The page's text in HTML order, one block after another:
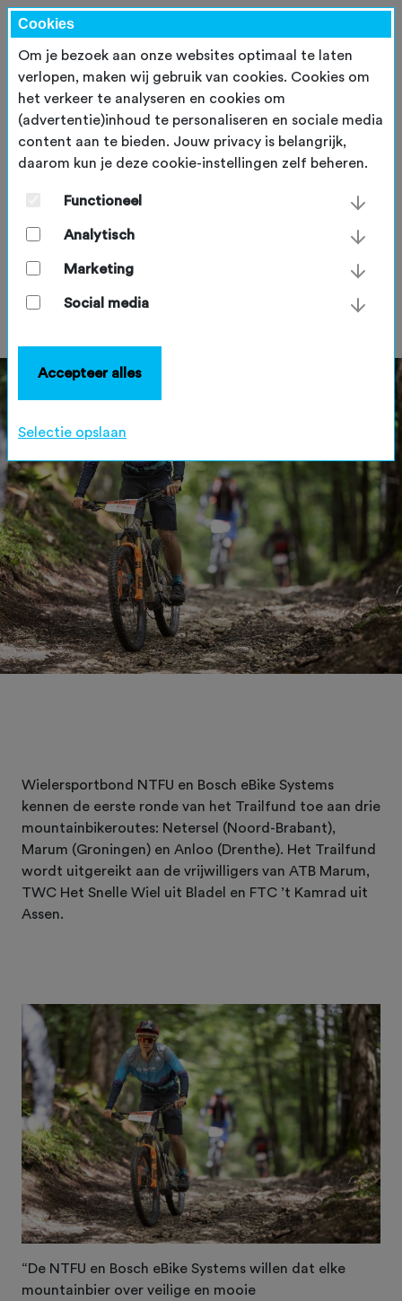
NTFU en Bosch eBike Systems
kennen de eerste drie
Trailfunds toe aan
mountainbikeroutes
dinsdag 21 juni 2022
Wielersportbond NTFU en Bosch eBike Systems
kennen de eerste ronde van het Trailfund toe aan drie
mountainbikeroutes: Netersel (Noord-Brabant),
Marum (Groningen) en Anloo (Drenthe). Het Trailfund
wordt uitgereikt aan de vrijwilligers van ATB Marum,
TWC Het Snelle Wiel uit Bladel en FTC ’t Kamrad uit
Assen.
“De NTFU en Bosch eBike Systems willen dat elke
mountainbier over veilige en mooie
Cookies
Om je bezoek aan onze websites optimaal te laten
verlopen, maken wij gebruik van cookies. Cookies om
het verkeer te analyseren en cookies om
(advertentie)inhoud te personaliseren en sociale media
content aan te bieden. Jouw privacy is belangrijk,
daarom kun je deze cookie-instellingen zelf beheren.
Functioneel
Analytisch
Marketing
Social media
Accepteer alles
Selectie opslaan